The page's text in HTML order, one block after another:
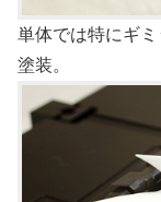
単体では特にギ
塗装。